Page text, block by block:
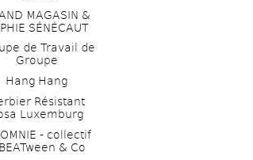
MAGASIN &
SÉNÉCAUT
de Travail de
Groupe
Hang Hang
Résistant
Luxemburg
- collectif
& Co